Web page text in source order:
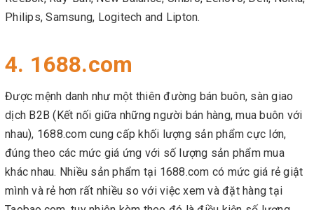
Philips, Samsung, Logitech and Lipton.
4. 1688.com
Được mệnh danh như một thiên đường bán buôn, sàn giao
dịch B2B (Kết nối giữa những người bán hàng, mua buôn với
nhau), 1688.com cung cấp khối lượng sản phẩm cực lớn,
đúng theo các mức giá ứng với số lượng sản phẩm mua
khác nhau. Nhiều sản phẩm tại 1688.com có mức giá rẻ giật
mình và rẻ hơn rất nhiều so với việc xem và đặt hàng tại